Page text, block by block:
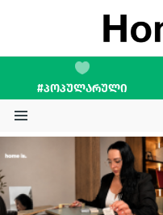
#ᲞᲝᲞᲣᲚᲐᲠᲣᲚᲘ
STORIES